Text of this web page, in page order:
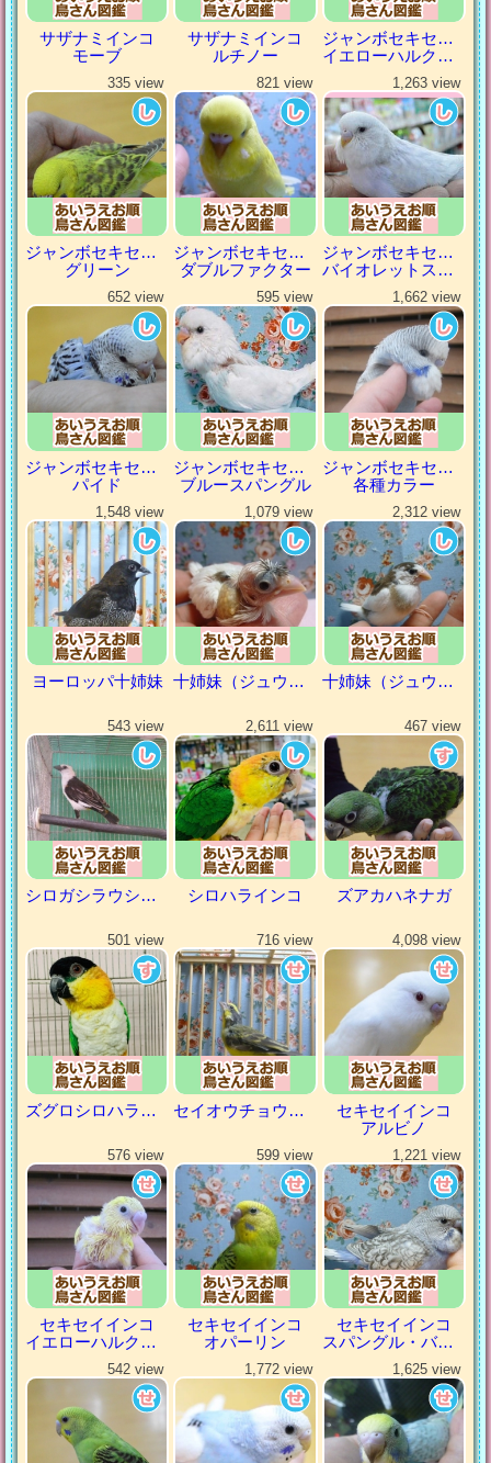
サザナミインコ
モーブ
サザナミインコ
ルチノー
ジャンボセキセイインコ
イエローハルクイン
335 view
ジャンボセキセイインコ
グリーン
821 view
ジャンボセキセイインコ
ダブルファクター
1,263 view
ジャンボセキセイインコ
バイオレットスパングル
652 view
ジャンボセキセイインコ
パイド
595 view
ジャンボセキセイインコ
ブルースパングル
1,662 view
ジャンボセキセイインコ
各種カラー
1,548 view
ヨーロッパ十姉妹
1,079 view
十姉妹（ジュウシマツ）
2,312 view
十姉妹（ジュウシマツ）
543 view
シロガシラウシハタオリ
2,611 view
シロハラインコ
467 view
ズアカハネナガ
501 view
ズグロシロハラインコ
716 view
セイオウチョウ（青黄鳥）
4,098 view
セキセイインコ
アルビノ
576 view
セキセイインコ
イエローハルクイン
599 view
セキセイインコ
オパーリン
1,221 view
セキセイインコ
スパングル・バイオレット
542 view 1,772 view 1,625 view